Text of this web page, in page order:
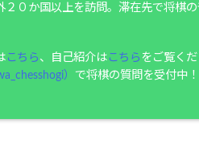
２０か国以上を訪問。滞在先で将棋
こちら 、自己紹介は こちら をご覧くだ
） で将棋の質問を受付中！